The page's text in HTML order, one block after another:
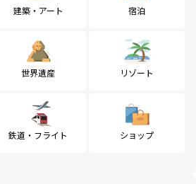
建築・アート 宿泊
世界遺産 リゾート
鉄道・フライト ショップ